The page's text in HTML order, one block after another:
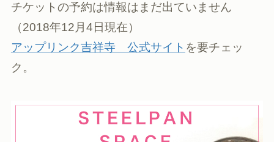
チケットの予約は情報はまだ出ていません
（2018年12月4日現在）
アップリンク吉祥寺 公式サイト を要チェッ
ク。